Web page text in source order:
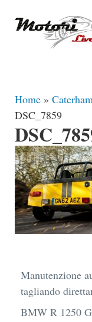
Home »
DSC_7859
Manutenzione
tagliando
BMW R 1250